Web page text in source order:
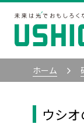
ホーム
ウシ